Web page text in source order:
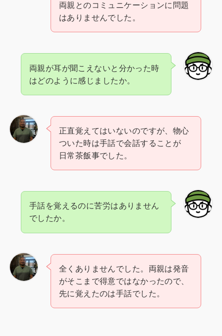
両親とのコミュニケーションに問題
はありませんでした。
両親が耳が聞こえないと分かった時
はどのように感じましたか。
正直覚えてはいないのですが、物心
ついた時は手話で会話することが
日常茶飯事でした。
手話を覚えるのに苦労はありません
でしたか。
全くありませんでした。両親は発音
がそこまで得意ではなかったので、
先に覚えたのは手話でした。